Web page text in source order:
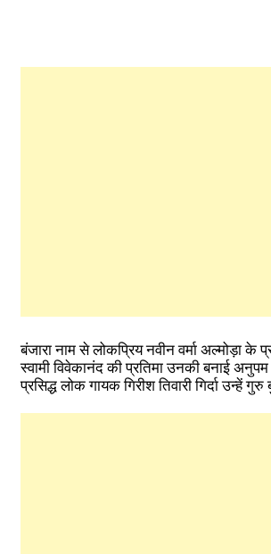
बंजारा नाम से लोकप्रिय नवीन वर्मा अल्मोड़ा के
स्वामी विवेकानंद की प्रतिमा उनकी बनाई
प्रसिद्ध लोक गायक गिरीश तिवारी गिर्दा